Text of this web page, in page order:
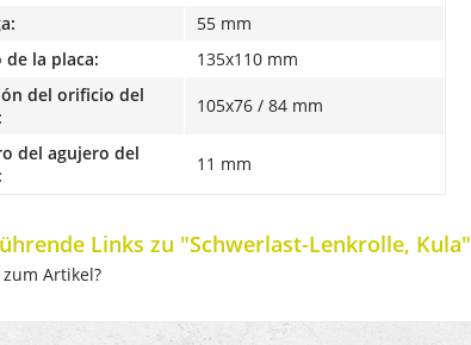
55 mm
de la placa:
135x110 mm
del orificio del
105x76 / 84 mm
del agujero del
11 mm
Links zu "Schwerlast-Lenkrolle, Kula"
zum Artikel?